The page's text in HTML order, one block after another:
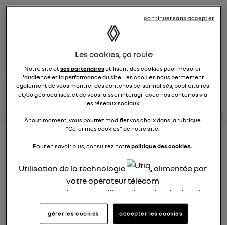
13:15
Véhicules
posez une question
conseils Renault
consultez les
conseils
similaires
voir tous les
conseils
Nouveau modèle électrique
Renault 2022
13:26
Quel est le nouveau modèle électrique Renault cette
Les cookies, ça roule
Notre site etses partenairesutilisent des cookies pour mesurer
l'audience et la performance du site. Les cookies nous permettent
également de vous montrer des contenus personnalisés, publicitaires
et/ou géolocalisés, et de vous laisser interagir avec nos contenus via
les réseaux sociaux.
À tout moment, vous pourrez modifier vos choix dans la rubrique
"Gérer mes cookies" de notre site.
Pour en savoir plus, consultez notrepolitique des cookies.
Utilisation de la technologie
, alimentée par
votre opérateur télécom
Nous, Renault Group, utilisons la technologie Utiq
pour nos activités digitales (telles que décrites
dans cette notice de consentement) et liées à
gérer les cookies accepter les cookies
continuer sans accepter